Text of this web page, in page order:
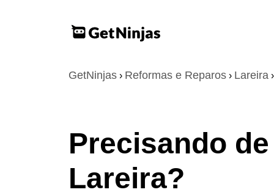
GetNinjas › Reformas e Reparos › Lareira ›
Precisando
Lareira?